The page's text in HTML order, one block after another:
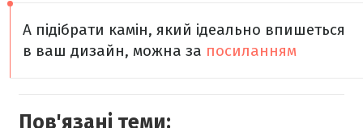
А підібрати камін, який ідеально впишеться
в ваш дизайн, можна за посиланням
Пов'язані теми: